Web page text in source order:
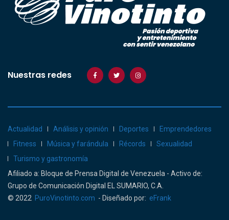
Nuestras redes
Actualidad Análisis y opinión Deportes
Emprendedores
Fitness
Música y farándula Récords
Sexualidad
Turismo y gastronomía
Afiliado a: Bloque de Prensa Digital de Venezuela - Activo de:
Grupo de Comunicación Digital EL SUMARIO, C.A.
© 2022 PuroVinotinto.com - Diseñado por: eFrank